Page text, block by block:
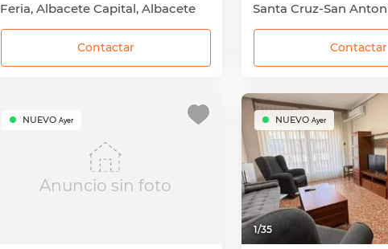
Feria, Albacete Capital, Albacete
Contactar Contactar
Anuncio sin foto
NUEVO Ayer
1/35
NUEVO Ayer